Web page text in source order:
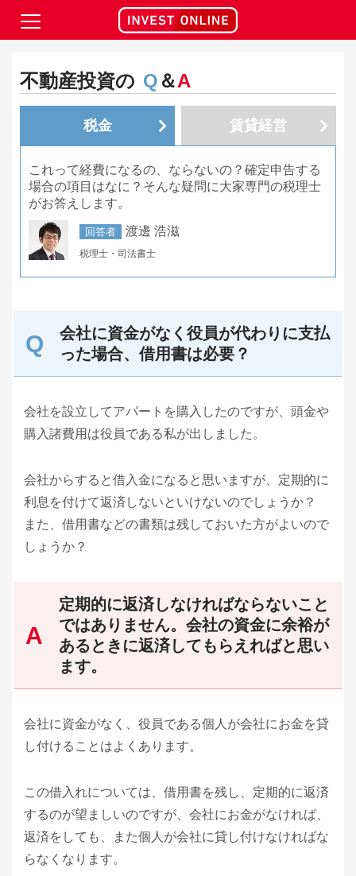
不動産投資の Q ＆A
税金 賃貸経営
これって経費になるの、ならないの？確定申告する
場合の項目はなに？そんな疑問に大家専門の税理士
がお答えします。
回答者 渡邊 浩滋
税理士・司法書士
会社に資金がなく役員が代わりに支払
った場合、借用書は必要？
会社を設立してアパートを購入したのですが、頭金や
購入諸費用は役員である私が出しました。
会社からすると借入金になると思いますが、定期的に
利息を付けて返済しないといけないのでしょうか？
また、借用書などの書類は残しておいた方がよいので
しょうか？
定期的に返済しなければならないこと
ではありません。会社の資金に余裕が
あるときに返済してもらえればと思い
ます。
会社に資金がなく、役員である個人が会社にお金を貸
し付けることはよくあります。
この借入れについては、借用書を残し、定期的に返済
するのが望ましいのですが、会社にお金がなければ、
返済をしても、また個人が会社に貸し付けなければな
らなくなります。